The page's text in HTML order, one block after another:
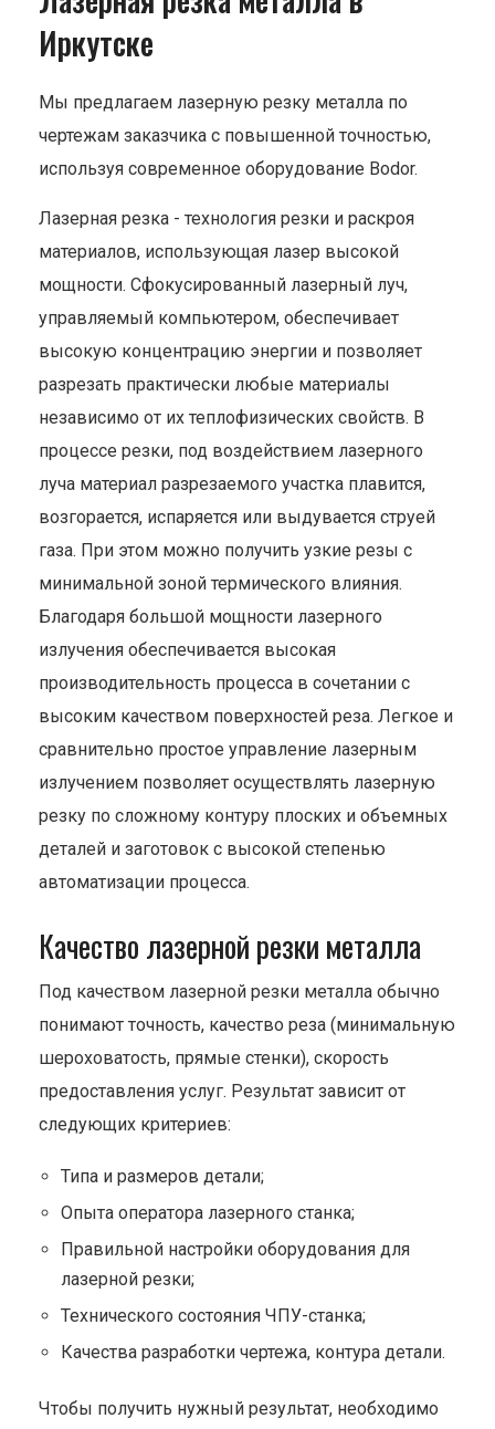
Иркутске
Мы предлагаем лазерную резку металла по
чертежам заказчика с повышенной точностью,
используя современное оборудование Bodor.
Лазерная резка - технология резки и раскроя
материалов, использующая лазер высокой
мощности. Сфокусированный лазерный луч,
управляемый компьютером, обеспечивает
высокую концентрацию энергии и позволяет
разрезать практически любые материалы
независимо от их теплофизических свойств. В
процессе резки, под воздействием лазерного
луча материал разрезаемого участка плавится,
возгорается, испаряется или выдувается струей
газа. При этом можно получить узкие резы с
минимальной зоной термического влияния.
Благодаря большой мощности лазерного
излучения обеспечивается высокая
производительность процесса в сочетании с
высоким качеством поверхностей реза. Легкое и
сравнительно простое управление лазерным
излучением позволяет осуществлять лазерную
резку по сложному контуру плоских и объемных
деталей и заготовок с высокой степенью
автоматизации процесса.
Качество лазерной резки металла
Под качеством лазерной резки металла обычно
понимают точность, качество реза (минимальную
шероховатость, прямые стенки), скорость
предоставления услуг. Результат зависит от
следующих критериев:
Типа и размеров детали;
Опыта оператора лазерного станка;
Правильной настройки оборудования для
лазерной резки;
Технического состояния ЧПУ-станка;
Качества разработки чертежа, контура детали.
Чтобы получить нужный результат, необходимо